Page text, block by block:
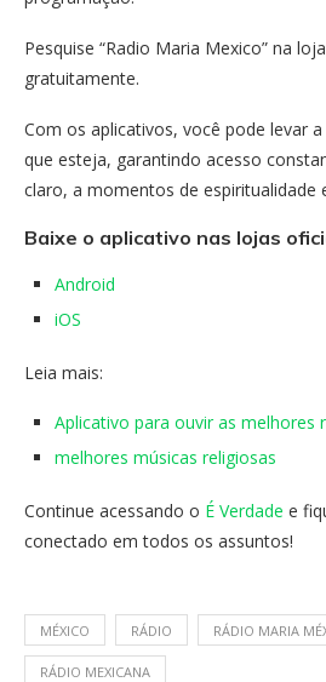
Pesquise “Radio Maria Mexico” na
gratuitamente.
Com os aplicativos, você pode levar
que esteja, garantindo acesso
claro, a momentos de espiritualidade
Baixe o aplicativo nas lojas
Android
iOS
Leia mais:
Aplicativo para ouvir as melhores
melhores músicas religiosas
Continue acessando o É Verdade e
conectado em todos os assuntos!
MÉXICO RÁDIO RÁDIO MARIA
RÁDIO MEXICANA